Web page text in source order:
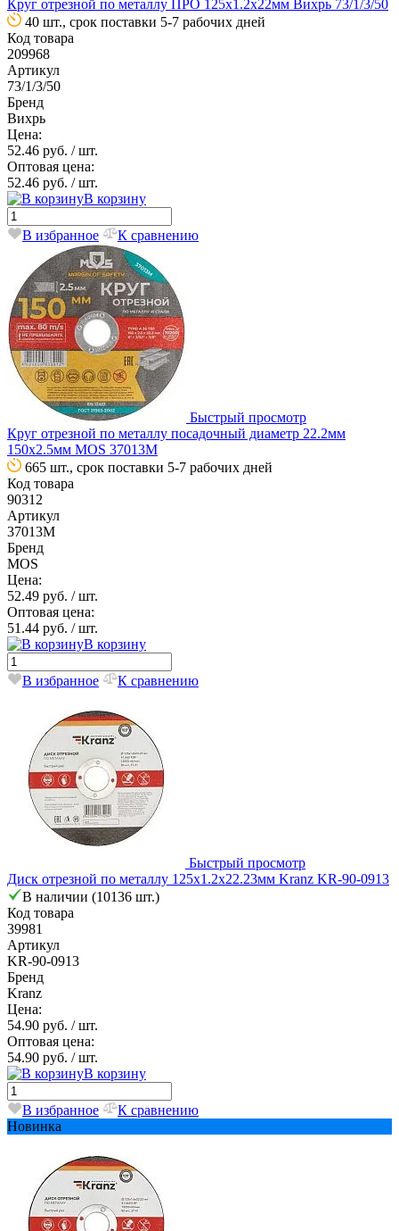
Круг отрезной по металлу ПРО 125х1.2х22мм Вихрь 73/1/3/50
40 шт., срок поставки 5-7 рабочих дней
Код товара
209968
Артикул
73/1/3/50
Бренд
Вихрь
Цена:
52.46 руб. / шт.
Оптовая цена:
52.46 руб. / шт.
В корзину
В избранное К сравнению
Быстрый просмотр
Круг отрезной по металлу посадочный диаметр 22.2мм
150х2.5мм MOS 37013М
665 шт., срок поставки 5-7 рабочих дней
Код товара
90312
Артикул
37013М
Бренд
MOS
Цена:
52.49 руб. / шт.
Оптовая цена:
51.44 руб. / шт.
В корзину
В избранное К сравнению
Быстрый просмотр
Диск отрезной по металлу 125х1.2х22.23мм Kranz KR-90-0913
В наличии (10136 шт.)
Код товара
39981
Артикул
KR-90-0913
Бренд
Kranz
Цена:
54.90 руб. / шт.
Оптовая цена:
54.90 руб. / шт.
В корзину
В избранное
К сравнению
Новинка